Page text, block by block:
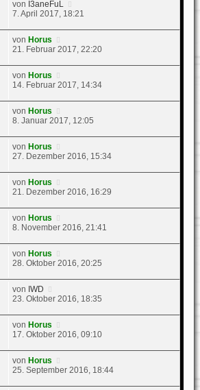
von I3aneFuL
7. April 2017, 18:21
von Horus
21. Februar 2017, 22:20
von Horus
14. Februar 2017, 14:34
von Horus
8. Januar 2017, 12:05
von Horus
27. Dezember 2016, 15:34
von Horus
21. Dezember 2016, 16:29
von Horus
8. November 2016, 21:41
von Horus
28. Oktober 2016, 20:25
von IWD
23. Oktober 2016, 18:35
von Horus
17. Oktober 2016, 09:10
von Horus
25. September 2016, 18:44